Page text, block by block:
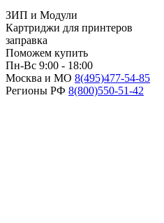
ЗИП и Модули
Картриджи для принтеров
заправка
Поможем купить
Пн-Вс 9:00 - 18:00
Москва и МО 8(495)477-54-85
Регионы РФ 8(800)550-51-42